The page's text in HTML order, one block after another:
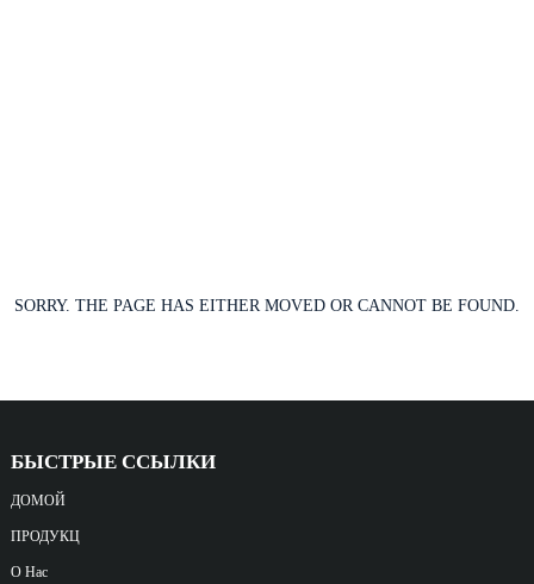
SORRY. THE PAGE HAS EITHER MOVED OR CANNOT BE FOUND.
БЫСТРЫЕ ССЫЛКИ
ДОМОЙ
ПРОДУКЦ
О Нас